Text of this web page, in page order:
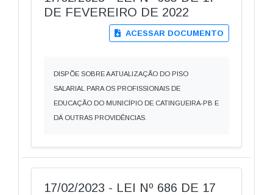
DE FEVEREIRO DE 2022
ACESSAR DOCUMENTO
DISPÕE SOBRE A ATUALIZAÇÃO DO PISO
SALARIAL PARA OS PROFISSIONAIS DE
EDUCAÇÃO DO MUNICÍPIO DE CATINGUEIRA-PB E
DÁ OUTRAS PROVIDÊNCIAS.
17/02/2023 - LEI Nº 686 DE 17